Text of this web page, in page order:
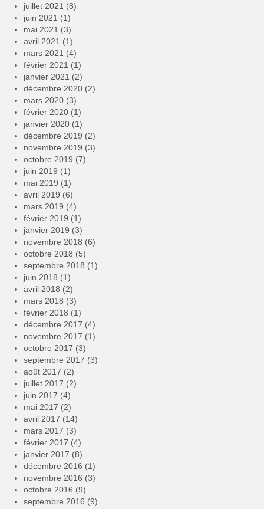
juillet 2021 (8)
juin 2021 (1)
mai 2021 (3)
avril 2021 (1)
mars 2021 (4)
février 2021 (1)
janvier 2021 (2)
décembre 2020 (2)
mars 2020 (3)
février 2020 (1)
janvier 2020 (1)
décembre 2019 (2)
novembre 2019 (3)
octobre 2019 (7)
juin 2019 (1)
mai 2019 (1)
avril 2019 (6)
mars 2019 (4)
février 2019 (1)
janvier 2019 (3)
novembre 2018 (6)
octobre 2018 (5)
septembre 2018 (1)
juin 2018 (1)
avril 2018 (2)
mars 2018 (3)
février 2018 (1)
décembre 2017 (4)
novembre 2017 (1)
octobre 2017 (3)
septembre 2017 (3)
août 2017 (2)
juillet 2017 (2)
juin 2017 (4)
mai 2017 (2)
avril 2017 (14)
mars 2017 (3)
février 2017 (4)
janvier 2017 (8)
décembre 2016 (1)
novembre 2016 (3)
octobre 2016 (9)
septembre 2016 (9)